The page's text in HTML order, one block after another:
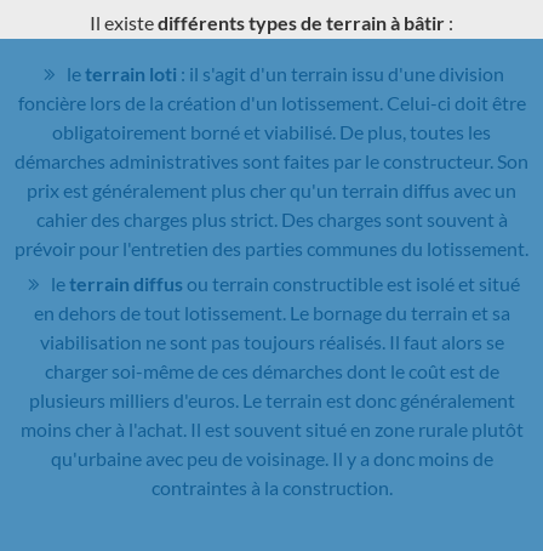
Il existedifférents types de terrain à bâtir :
leterrain loti : il s'agit d'un terrain issu d'une division
foncière lors de la création d'un lotissement. Celui-ci doit être
obligatoirement borné et viabilisé. De plus, toutes les
démarches administratives sont faites par le constructeur. Son
prix est généralement plus cher qu'un terrain diffus avec un
cahier des charges plus strict. Des charges sont souvent à
prévoir pour l'entretien des parties communes du lotissement.
leterrain diffusou terrain constructible est isolé et situé
en dehors de tout lotissement. Le bornage du terrain et sa
viabilisation ne sont pas toujours réalisés. Il faut alors se
charger soi-même de ces démarches dont le coût est de
plusieurs milliers d'euros. Le terrain est donc généralement
moins cher à l'achat. Il est souvent situé en zone rurale plutôt
qu'urbaine avec peu de voisinage. Il y a donc moins de
contraintes à la construction.